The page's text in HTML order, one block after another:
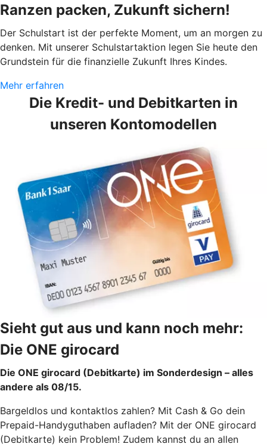
Ranzen packen, Zukunft sichern!
Der Schulstart ist der perfekte Moment, um an morgen zu
denken. Mit unserer Schulstartaktion legen Sie heute den
Grundstein für die finanzielle Zukunft Ihres Kindes.
Mehr erfahren
Die Kredit- und Debitkarten in
unseren Kontomodellen
Sieht gut aus und kann noch mehr:
Die ONE girocard
Die ONE girocard (Debitkarte) im Sonderdesign – alles
andere als 08/15.
Bargeldlos und kontaktlos zahlen? Mit Cash & Go dein
Prepaid-Handyguthaben aufladen? Mit der ONE girocard
(Debitkarte) kein Problem! Zudem kannst du an allen